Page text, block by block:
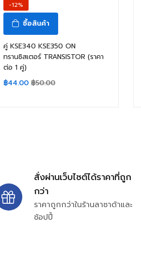
-12%
ซื้อสินค้า
คู่ KSE340 KSE350 ON
ทรานซิสเตอร์ TRANSISTOR (ราคา
ต่อ 1 คู่)
฿44.00 ฿50.00
สั่งผ่านเว็บไซต์ได้ราคาที่ถูก
กว่า
ราคาถูกกว่าในร้านลาซาด้าและ
ช้อปปี้